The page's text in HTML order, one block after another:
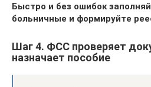
Быстро и без ошибок
больничные и формируйте
Шаг 4. ФСС проверяет
назначает пособие